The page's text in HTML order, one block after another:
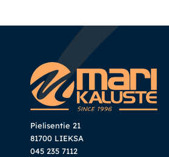
Pielisentie 21
81700 LIEKSA
045 235 7112